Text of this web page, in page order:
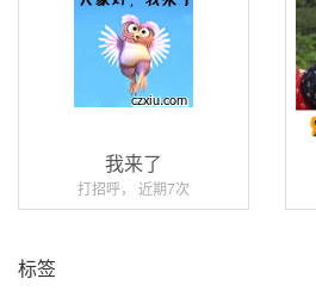
我来了
打招呼， 近期7次
标签